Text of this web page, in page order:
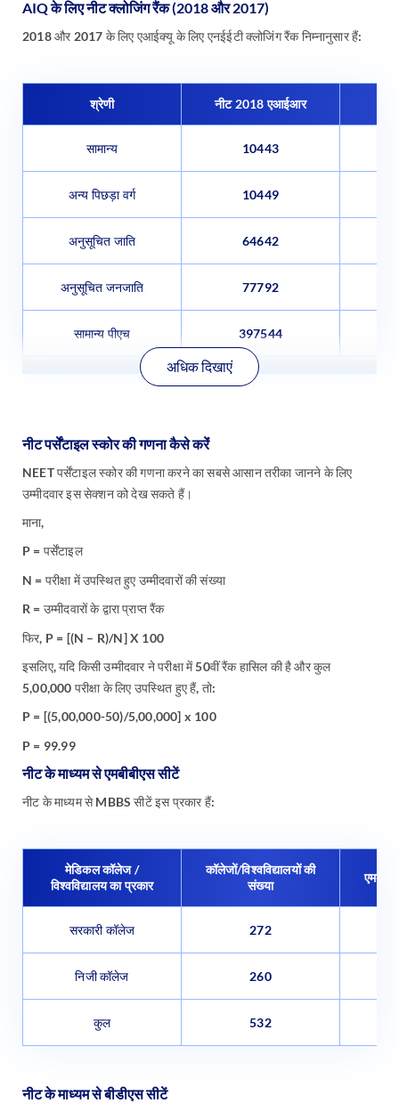
AIQ के लिए नीट क्लोजिंग रैंक (2018 और 2017)
2018 और 2017 के लिए एआईक्यू के लिए एनईईटी क्लोजिंग रैंक निम्नानुसार हैं:
श्रेणी नीट 2018 एआईआर
सामान्य 10443
अन्य पिछड़ा वर्ग 10449
अनुसूचित जाति 64642
अनुसूचित जनजाति 77792
सामान्य पीएच 397544
अधिक दिखाएं
नीट पर्सेंटाइल स्कोर की गणना कैसे करेंं
NEET पर्सेंटाइल स्कोर की गणना करने का सबसे आसान तरीका जानने के लिए
उम्मीदवार इस सेक्शन को देख सकते हैं।
माना,
P = पर्सेंटाइल
N = परीक्षा में उपस्थित हुए उम्मीदवारों की संख्या
R = उम्मीदवारों के द्वारा प्राप्त रैंक
फिर, P = [(N – R)/N] X 100
इसलिए, यदि किसी उम्मीदवार ने परीक्षा में 50वीं रैंक हासिल की है और कुल
5,00,000 परीक्षा के लिए उपस्थित हुए हैं, तो:
P = [(5,00,000-50)/5,00,000] x 100
P = 99.99
नीट के माध्यम से एमबीबीएस सीटें
नीट के माध्यम से MBBS सीटें इस प्रकार हैं:
मेडिकल कॉलेज /
विश्वविद्यालय का प्रकार
कॉलेजों/विश्वविद्यालयों की
संख्या
सरकारी कॉलेज 272
निजी कॉलेज 260
कुल 532
नीट के माध्यम से बीडीएस सीटें